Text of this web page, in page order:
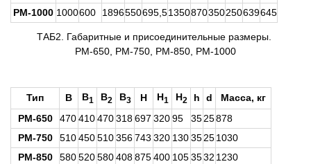
РМ-1000 1000600 1896550695,51350870350250639645
ТАБ2. Габаритные и присоединительные размеры.
РМ-650, РМ-750, РМ-850, РМ-1000
Тип B B1 B2 B3 H H1 H2 h d
Масса, кг
РМ-650
470410470318697 32095 3525878
РМ-750
510450510356743 320 13035251030
РМ-850
580520580408875400 1053532 1230